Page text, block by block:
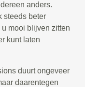
anders.
steeds beter
mooi blijven zitten
kunt laten
duurt ongeveer
daarentegen